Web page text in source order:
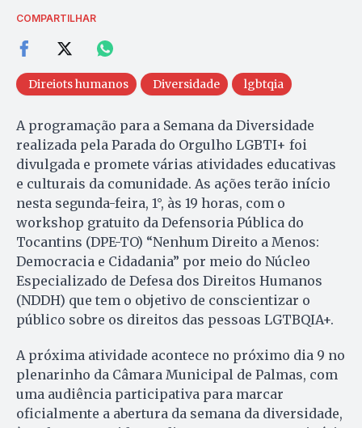
COMPARTILHAR
Direiots humanos Diversidade lgbtqia
A programação para a Semana da Diversidade
realizada pela Parada do Orgulho LGBTI+ foi
divulgada e promete várias atividades educativas
e culturais da comunidade. As ações terão início
nesta segunda-feira, 1°, às 19 horas, com o
workshop gratuito da Defensoria Pública do
Tocantins (DPE-TO) “Nenhum Direito a Menos:
Democracia e Cidadania” por meio do Núcleo
Especializado de Defesa dos Direitos Humanos
(NDDH) que tem o objetivo de conscientizar o
público sobre os direitos das pessoas LGTBQIA+.
A próxima atividade acontece no próximo dia 9 no
plenarinho da Câmara Municipal de Palmas, com
uma audiência participativa para marcar
oficialmente a abertura da semana da diversidade,